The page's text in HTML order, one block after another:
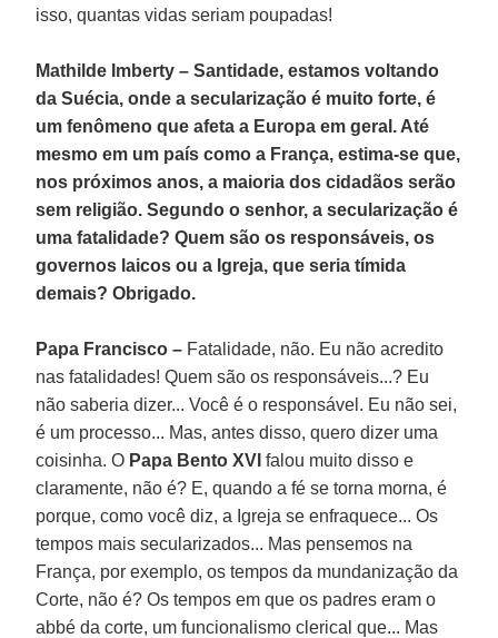
isso, quantas vidas seriam poupadas!
Mathilde Imberty – Santidade, estamos voltando
da Suécia, onde a secularização é muito forte, é
um fenômeno que afeta a Europa em geral. Até
mesmo em um país como a França, estima-se que,
nos próximos anos, a maioria dos cidadãos serão
sem religião. Segundo o senhor, a secularização é
uma fatalidade? Quem são os responsáveis, os
governos laicos ou a Igreja, que seria tímida
demais? Obrigado.
Papa Francisco – Fatalidade, não. Eu não acredito
nas fatalidades! Quem são os responsáveis...? Eu
não saberia dizer... Você é o responsável. Eu não sei,
é um processo... Mas, antes disso, quero dizer uma
coisinha. O Papa Bento XVI falou muito disso e
claramente, não é? E, quando a fé se torna morna, é
porque, como você diz, a Igreja se enfraquece... Os
tempos mais secularizados... Mas pensemos na
França, por exemplo, os tempos da mundanização da
Corte, não é? Os tempos em que os padres eram o
abbé da corte, um funcionalismo clerical que... Mas